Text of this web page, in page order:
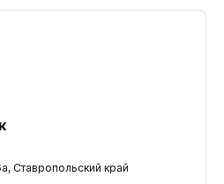
Ставропольский край